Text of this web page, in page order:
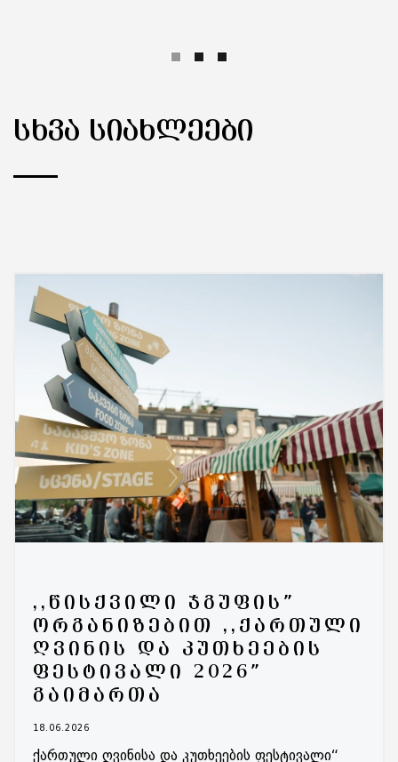
ᲡᲮᲕᲐ ᲡᲘᲐᲮᲚᲔᲔᲑᲘ
,,ᲬᲘᲡᲥᲕᲘᲚᲘ ᲯᲒᲣᲤᲘᲡ”
ᲝᲠᲒᲐᲜᲘᲖᲔᲑᲘᲗ ,,ᲥᲐᲠᲗᲣᲚᲘ
ᲦᲕᲘᲜᲘᲡ ᲓᲐ ᲙᲣᲗᲮᲔᲔᲑᲘᲡ
ᲤᲔᲡᲢᲘᲕᲐᲚᲘ 2026”
ᲒᲐᲘᲛᲐᲠᲗᲐ
18.06.2026
ქართული ღვინისა და კუთხეების ფესტივალი“